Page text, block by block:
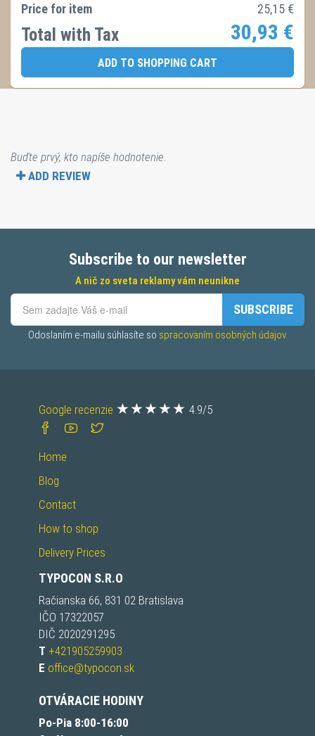
Price for item
25,15 €
Total with Tax 30,93 €
ADD TO SHOPPING CART
Buďte prvý, kto napíše hodnotenie.
ADD REVIEW
Subscribe to our newsletter
A nič zo sveta reklamy vám neunikne
SUBSCRIBE
Odoslaním e-mailu súhlasíte so spracovaním osobných údajov.
Google recenzie 4.9/5
Home
Blog
Contact
How to shop
Delivery Prices
TYPOCON S.R.O
Račianska 66, 831 02 Bratislava
IČO 17322057
DIČ 2020291295
T +421905259903
E office@typocon.sk
OTVÁRACIE HODINY
Po-Pia 8:00-16:00